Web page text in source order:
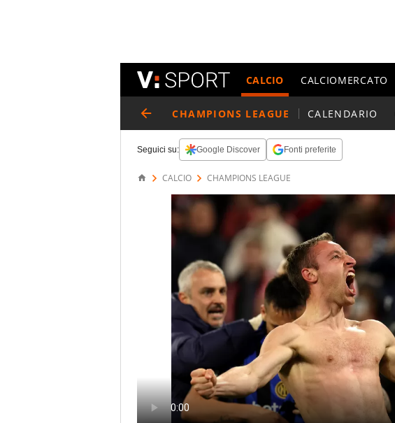
CALCIO CALCIOMERCATO
CHAMPIONS LEAGUE CALENDARIO
Seguici su: Google Discover Fonti preferite
CALCIO CHAMPIONS LEAGUE